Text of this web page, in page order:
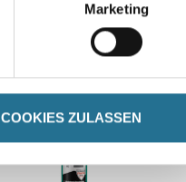
Marketing
COOKIES ZULASSEN